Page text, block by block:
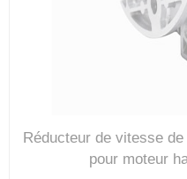
Réducteur de vitesse
pour moteur